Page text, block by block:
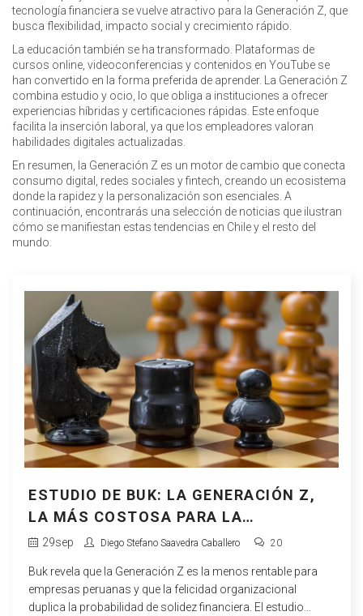
tecnología financiera se vuelve atractivo para la Generación Z, que
busca flexibilidad, impacto social y crecimiento rápido.
La educación también se ha transformado. Plataformas de
cursos online, videoconferencias y contenidos en YouTube se
han convertido en la forma preferida de aprender. La Generación Z
combina estudio y ocio, lo que obliga a instituciones a ofrecer
experiencias híbridas y certificaciones rápidas. Este enfoque
facilita la inserción laboral, ya que los empleadores valoran
habilidades digitales actualizadas.
En resumen, la Generación Z es un motor de cambio que conecta
consumo digital, redes sociales y fintech, creando un ecosistema
donde la rapidez y la personalización son esenciales. A
continuación, encontrarás una selección de noticias que ilustran
cómo se manifiestan estas tendencias en Chile y el resto del
mundo.
ESTUDIO DE BUK: LA GENERACIÓN Z,
LA MÁS COSTOSA PARA LA
RENTABILIDAD EMPRESARIAL EN PERÚ
29sep Diego Stefano Saavedra Caballero 20
Buk revela que la Generación Z es la menos rentable para
empresas peruanas y que la felicidad organizacional
duplica la probabilidad de solidez financiera. El estudio